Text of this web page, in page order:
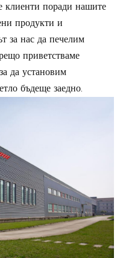
клиенти поради нашите
продукти и
за нас да печелим
приветстваме
да установим
бъдеще заедно.